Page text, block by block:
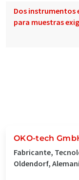
Dos instrumentos
para muestras
OKO-tech
Fabricante,
Oldendorf,